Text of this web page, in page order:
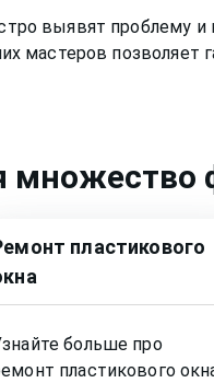
выявят проблему
позволяет
множество
пластикового
больше про
пластикового